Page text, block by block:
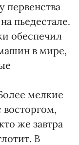
первенства
пьедестале.
обеспечил
в мире,
мелкие
же завтра
В